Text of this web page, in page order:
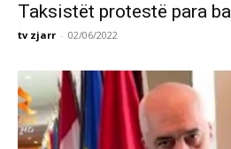
Taksistët protestë para
tv zjarr - 02/06/2022